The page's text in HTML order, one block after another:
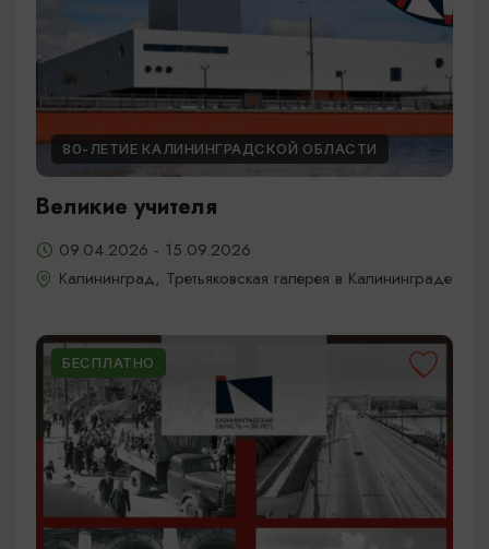
80-ЛЕТИЕ КАЛИНИНГРАДСКОЙ ОБЛАСТИ
Великие учителя
09.04.2026 - 15.09.2026
Калининград, Третьяковская галерея в Калининграде
БЕСПЛАТНО